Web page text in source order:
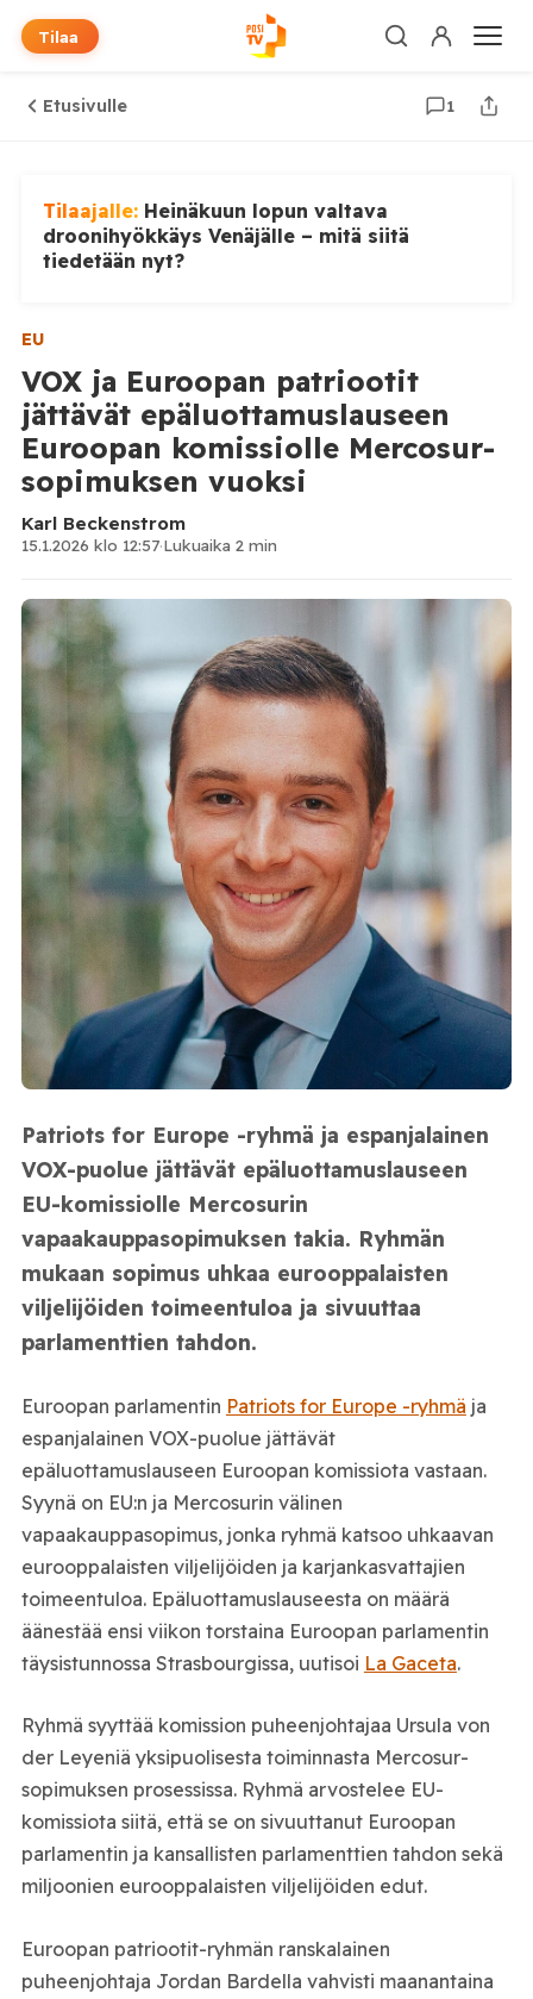
Tilaa
Etusivulle 1
Tilaajalle: Heinäkuun lopun valtava
droonihyökkäys Venäjälle – mitä siitä
tiedetään nyt?
EU
VOX ja Euroopan patriootit
jättävät epäluottamuslauseen
Euroopan komissiolle Mercosur-
sopimuksen vuoksi
Karl Beckenstrom
15.1.2026 klo 12:57·Lukuaika 2 min
Patriots for Europe -ryhmä ja espanjalainen
VOX-puolue jättävät epäluottamuslauseen
EU-komissiolle Mercosurin
vapaakauppasopimuksen takia. Ryhmän
mukaan sopimus uhkaa eurooppalaisten
viljelijöiden toimeentuloa ja sivuuttaa
parlamenttien tahdon.
Euroopan parlamentin Patriots for Europe -ryhmä ja
espanjalainen VOX-puolue jättävät
epäluottamuslauseen Euroopan komissiota vastaan.
Syynä on EU:n ja Mercosurin välinen
vapaakauppasopimus, jonka ryhmä katsoo uhkaavan
eurooppalaisten viljelijöiden ja karjankasvattajien
toimeentuloa. Epäluottamuslauseesta on määrä
äänestää ensi viikon torstaina Euroopan parlamentin
täysistunnossa Strasbourgissa, uutisoi La Gaceta.
Ryhmä syyttää komission puheenjohtajaa Ursula von
der Leyeniä yksipuolisesta toiminnasta Mercosur-
sopimuksen prosessissa. Ryhmä arvostelee EU-
komissiota siitä, että se on sivuuttanut Euroopan
parlamentin ja kansallisten parlamenttien tahdon sekä
miljoonien eurooppalaisten viljelijöiden edut.
Euroopan patriootit-ryhmän ranskalainen
puheenjohtaja Jordan Bardella vahvisti maanantaina